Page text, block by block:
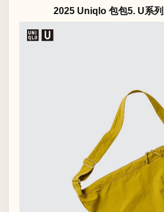
2025 Uniqlo 包包5. U系